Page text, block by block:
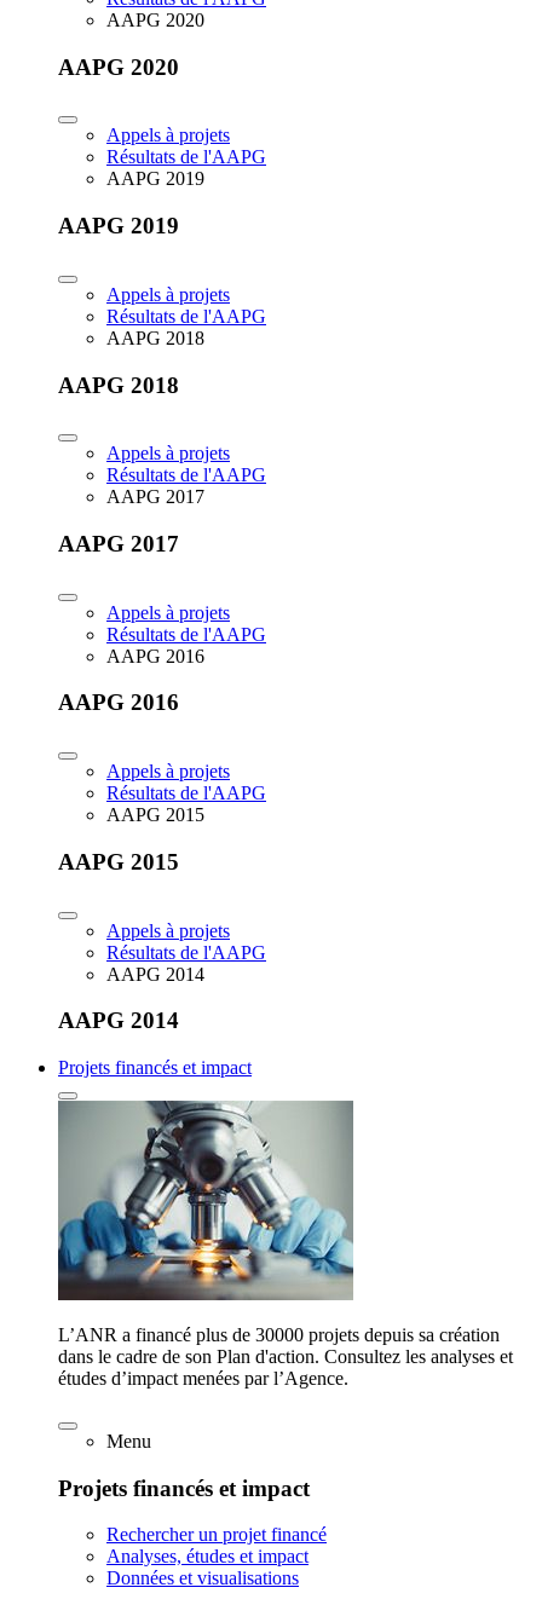
AAPG 2020
AAPG 2020
Appels à projets
Résultats de l'AAPG
AAPG 2019
AAPG 2019
Appels à projets
Résultats de l'AAPG
AAPG 2018
AAPG 2018
Appels à projets
Résultats de l'AAPG
AAPG 2017
AAPG 2017
Appels à projets
Résultats de l'AAPG
AAPG 2016
AAPG 2016
Appels à projets
Résultats de l'AAPG
AAPG 2015
AAPG 2015
Appels à projets
Résultats de l'AAPG
AAPG 2014
AAPG 2014
Projets financés et impact
L’ANR a financé plus de 30000 projets depuis sa création
dans le cadre de son Plan d'action. Consultez les analyses et
études d’impact menées par l’Agence.
Menu
Projets financés et impact
Rechercher un projet financé
Analyses, études et impact
Données et visualisations